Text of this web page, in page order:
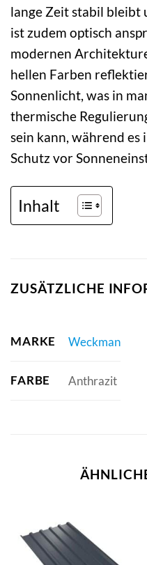
lange Zeit stabil bleibt
ist zudem optisch
modernen
hellen Farben
Sonnenlicht, was in
thermische
sein kann, während es
Schutz vor
Inhalt
ZUSÄTZLICHE
MARKE Weckman
FARBE Anthrazit